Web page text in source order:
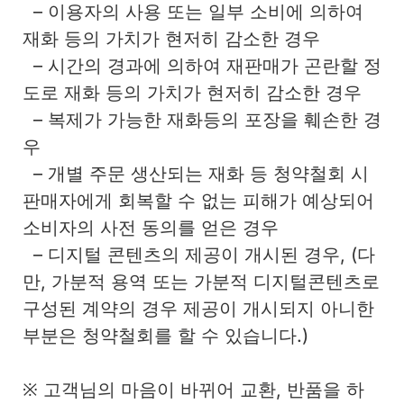
– 이용자의 사용 또는 일부 소비에 의하여
재화 등의 가치가 현저히 감소한 경우
– 시간의 경과에 의하여 재판매가 곤란할 정
도로 재화 등의 가치가 현저히 감소한 경우
– 복제가 가능한 재화등의 포장을 훼손한 경
우
– 개별 주문 생산되는 재화 등 청약철회 시
판매자에게 회복할 수 없는 피해가 예상되어
소비자의 사전 동의를 얻은 경우
– 디지털 콘텐츠의 제공이 개시된 경우, (다
만, 가분적 용역 또는 가분적 디지털콘텐츠로
구성된 계약의 경우 제공이 개시되지 아니한
부분은 청약철회를 할 수 있습니다.)
※ 고객님의 마음이 바뀌어 교환, 반품을 하